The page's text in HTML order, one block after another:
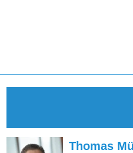
Thomas